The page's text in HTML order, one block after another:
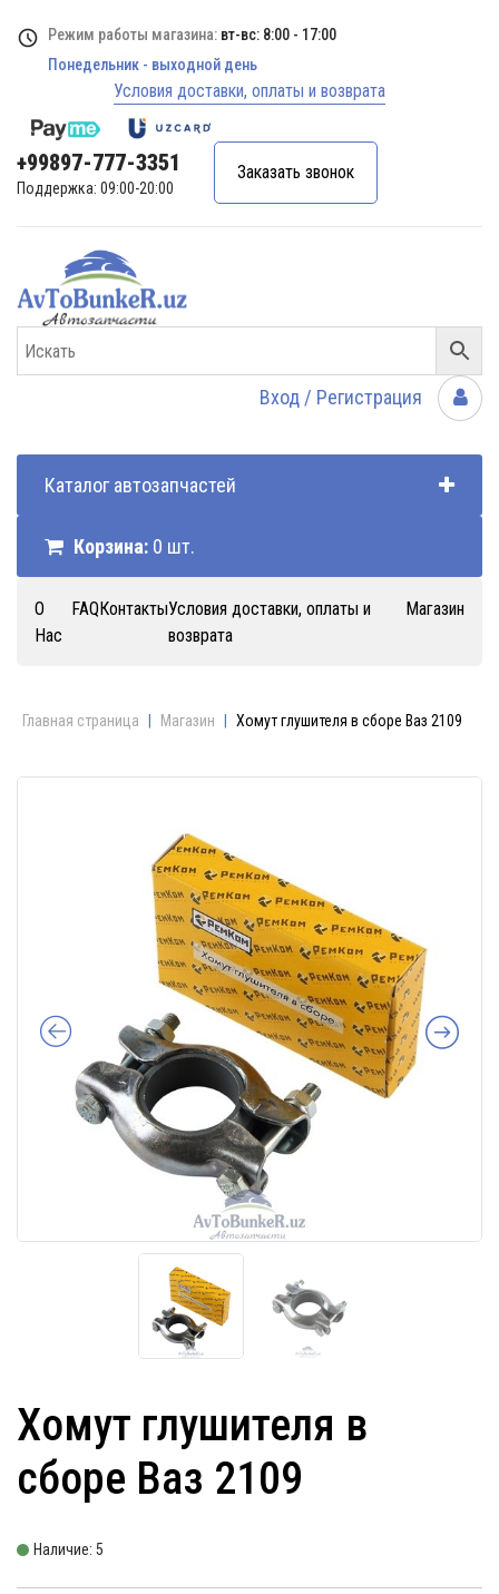
Режим работы магазина: вт-вс: 8:00 - 17:00
Понедельник - выходной день
Условия доставки, оплаты и возврата
+99897-777-3351
Поддержка: 09:00-20:00
Заказать звонок
Вход / Регистрация
Каталог автозапчастей
Корзина: 0 шт.
О
Нас
FAQКонтактыУсловия доставки, оплаты и
возврата
Магазин
Главная страница Магазин Хомут глушителя в сборе Ваз 2109
Хомут глушителя в
сборе Ваз 2109
Наличие: 5